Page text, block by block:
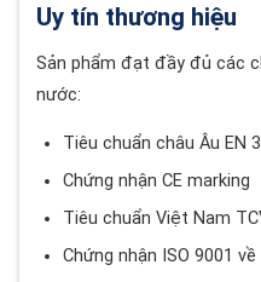
Uy tín thương hiệu
Sản phẩm đạt đầy đủ các
nước:
Tiêu chuẩn châu Âu EN
Chứng nhận CE marking
Tiêu chuẩn Việt Nam
Chứng nhận ISO 9001